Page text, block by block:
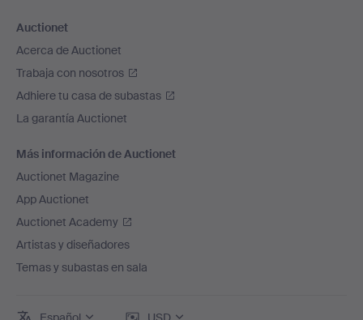
Auctionet
Acerca de Auctionet
Trabaja con nosotros
Adhiere tu casa de subastas
La garantía Auctionet
Más información de Auctionet
Auctionet Magazine
App Auctionet
Auctionet Academy
Artistas y diseñadores
Temas y subastas en sala